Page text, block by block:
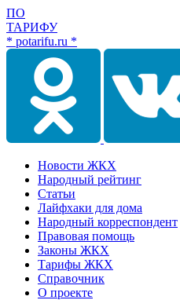
ПО
ТАРИФУ
* potarifu.ru *
Новости ЖКХ
Народный рейтинг
Статьи
Лайфхаки для дома
Народный корреспондент
Правовая помощь
Законы ЖКХ
Тарифы ЖКХ
Справочник
О проекте